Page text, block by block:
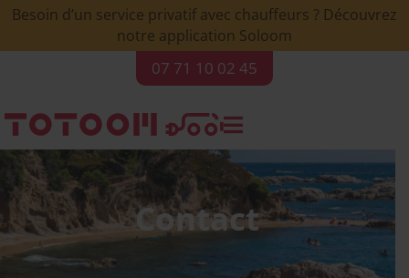
Besoin d’un service privatif avec chauffeurs ? Découvrez
notre application Soloom
07 71 10 02 45

Contact